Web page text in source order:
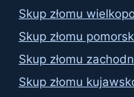
Skup złomu
Skup złomu
Skup złomu
Skup złomu